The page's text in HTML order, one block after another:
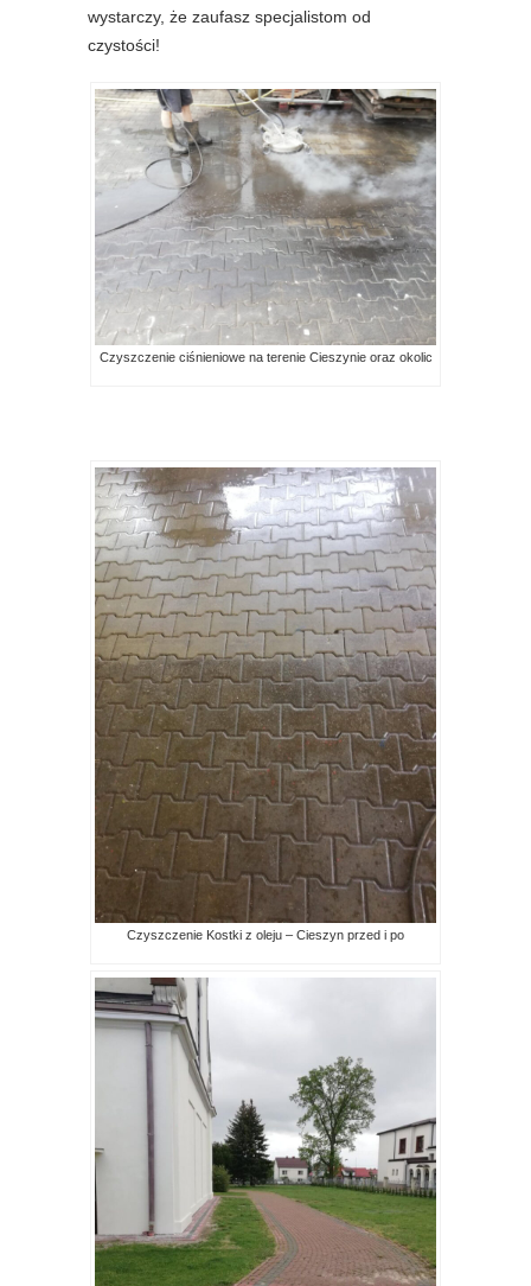
wystarczy, że zaufasz specjalistom od
czystości!
Czyszczenie ciśnieniowe na terenie Cieszynie oraz okolic
Czyszczenie Kostki z oleju – Cieszyn przed i po